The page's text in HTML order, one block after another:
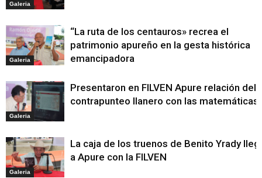
Galeria
Galeria
“La ruta de los centauros» recrea el
patrimonio apureño en la gesta histórica
emancipadora
Galeria
Presentaron en FILVEN Apure relación del
contrapunteo llanero con las matemáticas
Galeria
La caja de los truenos de Benito Yrady
a Apure con la FILVEN